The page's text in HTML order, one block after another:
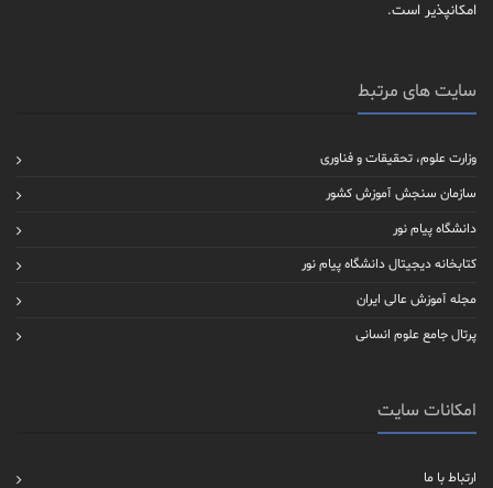
امکانپذیر است.
سایت های مرتبط
وزارت علوم، تحقیقات و فناوری
سازمان سنجش آموزش کشور
دانشگاه پیام نور
کتابخانه دیجیتال دانشگاه پیام نور
مجله آموزش عالی ایران
پرتال جامع علوم انسانی
امکانات سایت
ارتباط با ما